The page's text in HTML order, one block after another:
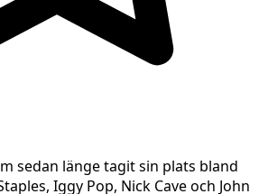
sedan länge tagit sin plats bland
Iggy Pop, Nick Cave och John